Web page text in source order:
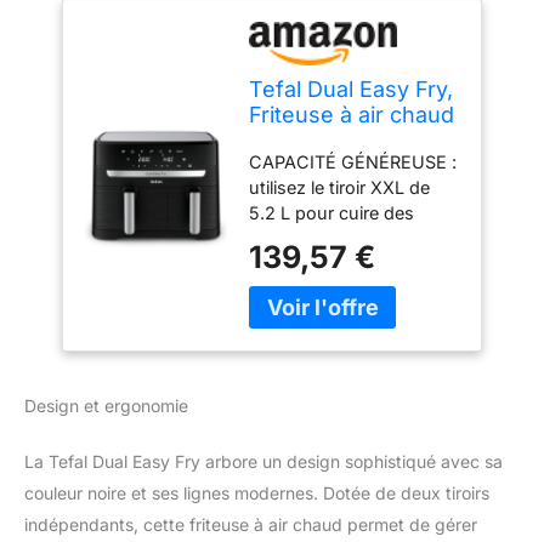
Tefal Dual Easy Fry,
Friteuse à air chaud
8,3 l, 2Kg de
nourriture, 2 tiroirs
indépendants, 7
programmes
automatiques,
Econome en
énergie, Airfryer,
Noir, EY901810
CAPACITÉ GÉNÉREUSE :
utilisez le tiroir XXL de
5.2 L pour cuire des
comme un rôti, les deux
tiroirs pour de
généreuses portions de
QUELQUES MINUTES :
friteuse à air avec tiroir
XXL et tiroir standard
139,57 €
Design et ergonomie
La Tefal Dual Easy Fry arbore un design sophistiqué avec sa
couleur noire et ses lignes modernes. Dotée de deux tiroirs
indépendants, cette friteuse à air chaud permet de gérer